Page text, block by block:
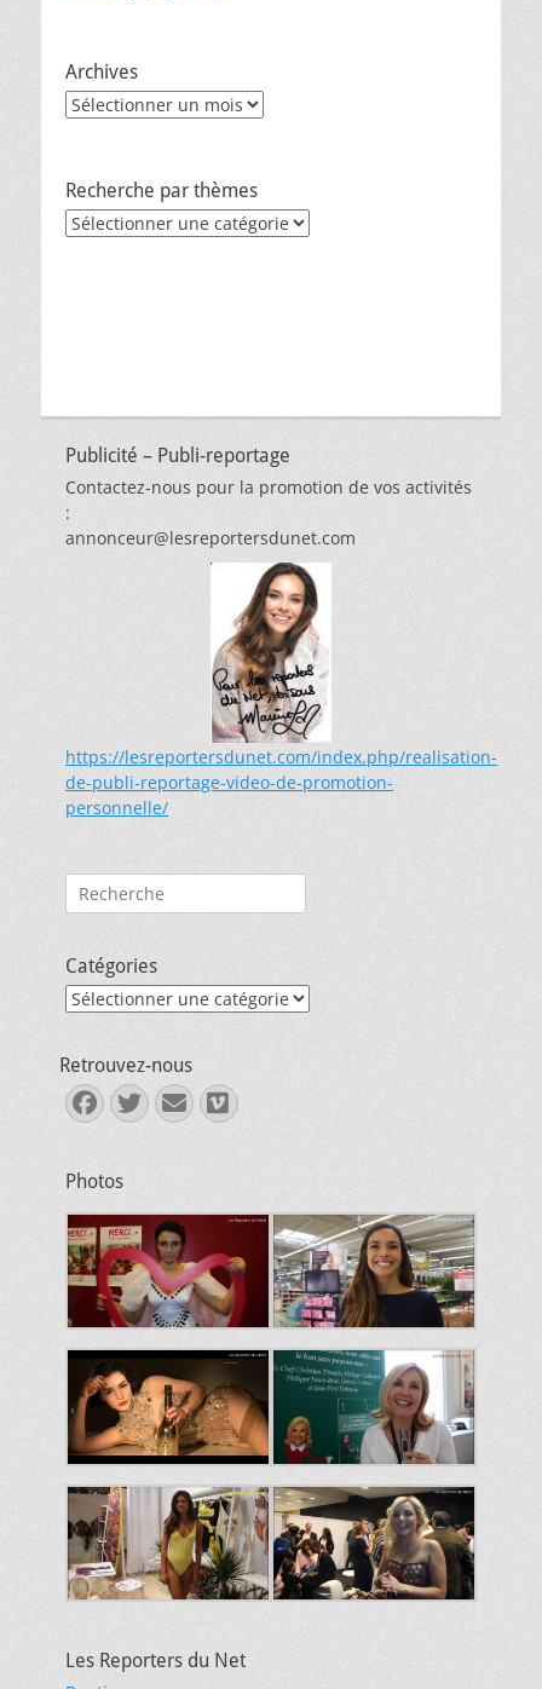
Archives
Archives
Recherche par thèmes
Recherche
Publicité – Publi-reportage
Contactez-nous pour la promotion de vos activités
:
annonceur@lesreportersdunet.com
https://lesreportersdunet.com/index.php/realisation-
de-publi-reportage-video-de-promotion-
personnelle/
Rechercher :
Catégories
Catégories
Retrouvez-nous
Facebook
Twitter
E-
mail
Vimeo
Photos
Les Reporters du Net